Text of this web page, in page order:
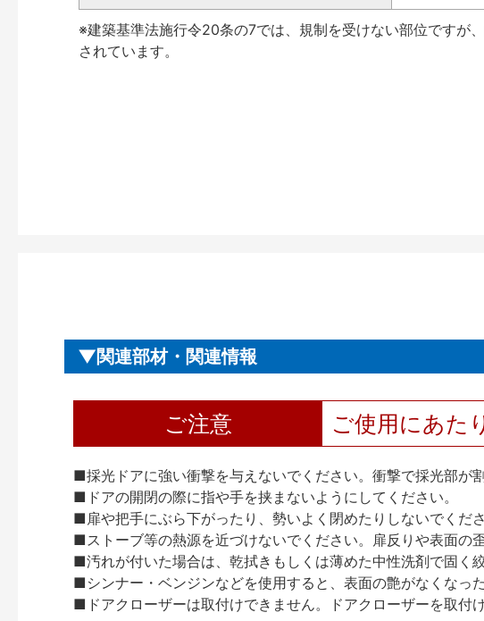
※建築基準法施行令20条の7では、規制を受けない部位です
されています。
関連部材・関連情報
ご注意 ご使用にあた
■採光ドアに強い衝撃を与えないでください。衝撃で採光部が
■ドアの開閉の際に指や手を挟まないようにしてください。
■扉や把手にぶら下がったり、勢いよく閉めたりしないでくださ
■ストーブ等の熱源を近づけないでください。扉反りや表面の
■汚れが付いた場合は、乾拭きもしくは薄めた中性洗剤で固く
■シンナー・ベンジンなどを使用すると、表面の艶がなくなっ
■ドアクローザーは取付けできません。ドアクローザーを取付